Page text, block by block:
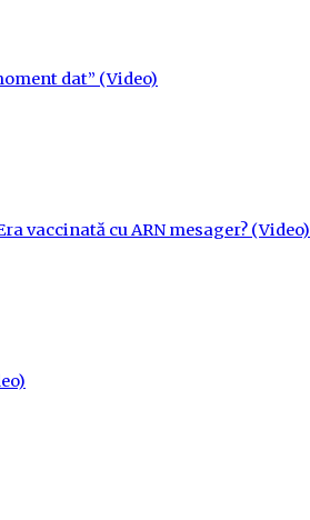
dat” (Video)
vaccinată cu ARN mesager? (Video)